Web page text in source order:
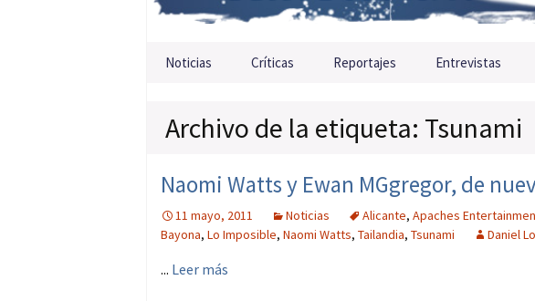
Saltar al contenido
Noticias Críticas Reportajes Entrevistas
Archivo de la etiqueta: Tsunami
Naomi Watts y Ewan MGgregor, de
11 mayo, 2011 Noticias Alicante, Apaches
Bayona, Lo Imposible, Naomi Watts, Tailandia, Tsunami Daniel
... Leer más